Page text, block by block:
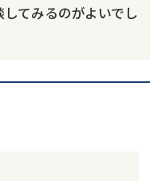
てみるのがよいでし